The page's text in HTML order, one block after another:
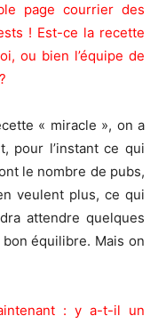
page courrier des
! Est-ce la recette
ou bien l’équipe de
« miracle », on a
pour l’instant ce qui
le nombre de pubs,
veulent plus, ce qui
attendre quelques
équilibre. Mais on
: y a-t-il un